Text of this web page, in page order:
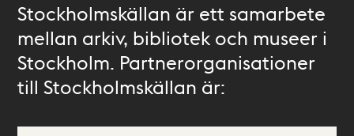
Stockholmskällan är ett samarbete
mellan arkiv, bibliotek och museer i
Stockholm. Partnerorganisationer
till Stockholmskällan är: